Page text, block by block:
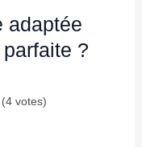
adaptée
?
votes)